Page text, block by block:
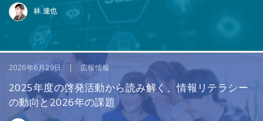
林 達也
2026年6月29日 | 広報情報
2025年度の啓発活動から読み解く、情報リテラシー
の動向と2026年の課題